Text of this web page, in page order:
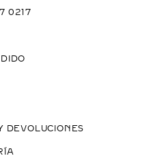
0217
DEVOLUCIONES